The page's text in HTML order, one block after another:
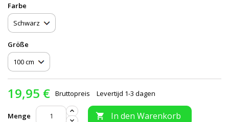
Farbe
Größe
19,95 € Bruttopreis Levertijd 1-3 dagen
Menge  In den Warenkorb